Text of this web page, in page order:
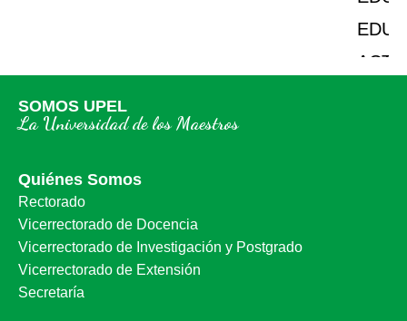
SOMOS UPEL
Quiénes Somos
Rectorado
Vicerrectorado de Docencia
Vicerrectorado de Investigación y Postgrado
Vicerrectorado de Extensión